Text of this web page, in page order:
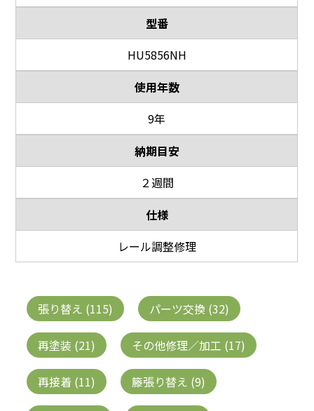
型番
HU5856NH
使用年数
9年
納期目安
２週間
仕様
レール調整修理
張り替え (115) パーツ交換 (32)
再塗装 (21) その他修理／加工 (17)
再接着 (11) 籐張り替え (9)